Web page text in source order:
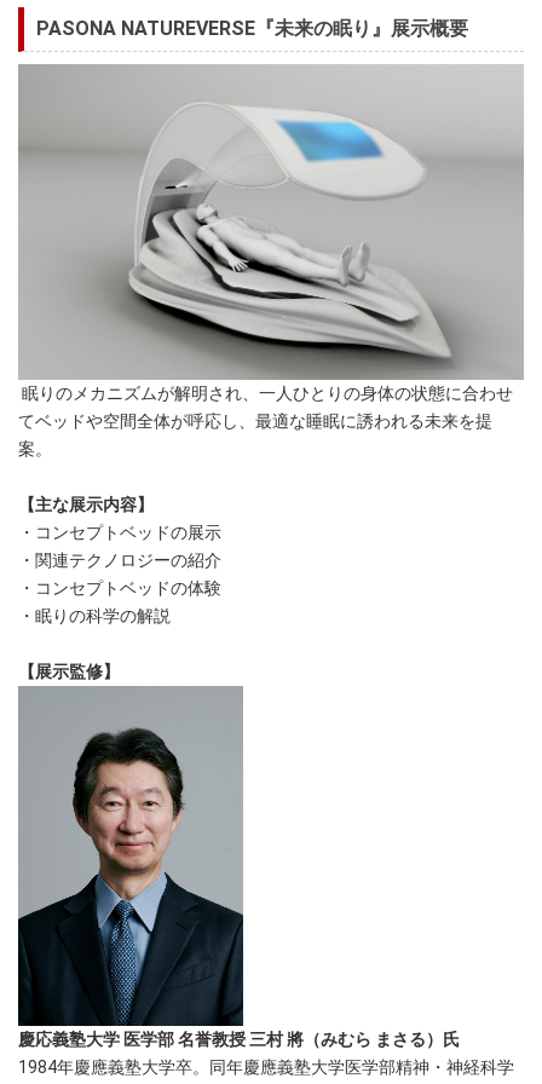
PASONA NATUREVERSE『未来の眠り』展示概要
眠りのメカニズムが解明され、一人ひとりの身体の状態に合わせ
てベッドや空間全体が呼応し、最適な睡眠に誘われる未来を提
案。
【主な展示内容】
・コンセプトベッドの展示
・関連テクノロジーの紹介
・コンセプトベッドの体験
・眠りの科学の解説
【展示監修】
慶応義塾大学 医学部 名誉教授 三村 將（みむら まさる）氏
1984年慶應義塾大学卒。同年慶應義塾大学医学部精神・神経科学